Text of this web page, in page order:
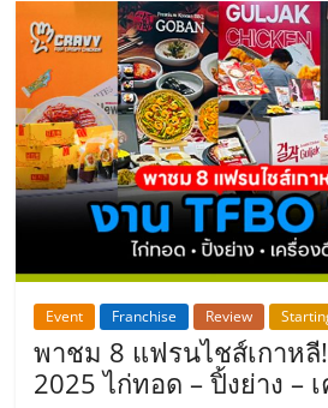
พัฒนา
ระบบ
แฟ
รน
ไชส์"
"ศูนย์
รวม
Event Franchise Review
พาชม 8 แฟรนไชส์เกาหลี!
2025 ไก่ทอด – ปิ้งย่าง –